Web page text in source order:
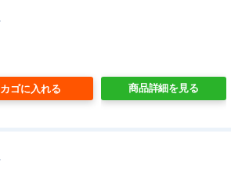
商品詳細を見る